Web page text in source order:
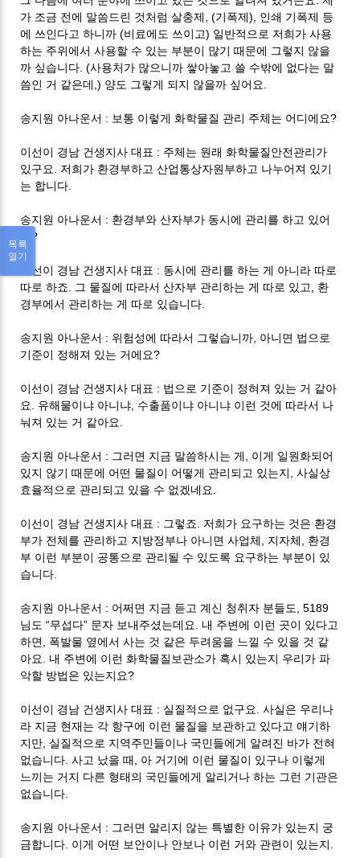
가 조금 전에 말씀드린 것처럼 살충제
, (기폭제), 인쇄 기폭제 등
에 쓰인다고 하니까(비료에도 쓰이고) 일반적으로 저희가 사용
하는 주위에서 사용할 수 있는 부분이 많기 때문에 그렇지 않을
까 싶습니다 . (사용처가 많으니까 쌓아놓고 쓸 수밖에 없다는 말
씀인 거 같은데
,) 양도 그렇게 되지 않을까 싶어요
송지원 아나운서 : 보통 이렇게 화학물질 관리 주체는 어디에요?
이선이 경남 건생지사 대표 : 주체는 원래 화학물질안전관리가
있구요
저희가 환경부하고 산업통상자원부하고 나누어져 있기
는 합니다
송지원 아나운서 : 환경부와 산자부가 동시에 관리를 하고 있어
?
이선이 경남 건생지사 대표 : 동시에 관리를 하는 게 아니라 따로
따로 하죠
그 물질에 따라서 산자부 관리하는 게 따로 있고
환
경부에서 관리하는 게 따로 있습니다
송지원 아나운서 : 위험성에 따라서 그렇습니까 아니면 법으로
기준이 정해져 있는 거에요?
이선이 경남 건생지사 대표 : 법으로 기준이 정혀져 있는 거 같아
요
유해물이냐 아니냐 수출품이냐 아니냐 이런 것에 따라서 나
눠져 있는 거 같아요
송지원 아나운서 : 그러면 지금 말씀하시는 게
이게 일원화되어
있지 않기 때문에 어떤 물질이 어떻게 관리되고 있는지
,사실상
효율적으로 관리되고 있을 수 없겠네요
이선이 경남 건생지사 대표 : 그렇죠
저희가 요구하는 것은 환경
부가 전체를 관리하고 지방정부나 아니면 사업체
지자체
환경
부 이런 부분이 공통으로 관리될 수 있도록 요구하는 부분이 있
습니다
송지원 아나운서 : 어쩌면 지금 듣고 계신 청취자 분들도 , 5189
님도“무섭다” 문자 보내주셨는데요
내 주변에 이런 곳이 있다고
하면
폭발물 옆에서 사는 것 같은 두려움을 느낄 수 있을 것 같
아요
내 주변에 이런 화학물질보관소가 혹시 있는지 우리가 파
악할 방법은 있는지요?
이선이 경남 건생지사 대표 : 실질적으로 없구요 .사실은 우리나
라 지금 현재는 각 항구에 이런 물질을 보관하고 있다고 얘기하
지만 실질적으로 지역주민들이나 국민들에게 알려진 바가 전혀
없습니다 .사고 났을 때
아 거기에 이런 물질이 있구나 이렇게
느끼는 거지 다른 형태의 국민들에게 알리거나 하는 그런 기관은
없습니다
송지원 아나운서 : 그러면 알리지 않는 특별한 이유가 있는지 궁
금합니다 이게 어떤 보안이나 안보나 이런 거와 관련이 있는지
목록
열기